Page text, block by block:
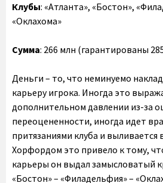
Клубы: «Атланта», «Бостон»,
«Оклахома»
Сумма: 266 млн (гарантированы
Деньги – то, что неминуемо
карьеру игрока. Иногда это
дополнительном давлении из-за
переоцененности, иногда идет
притязаниями клуба и выливается
Хорфордом это привело к тому,
карьеры он выдал замысловатый
«Бостон» – «Филадельфия» –